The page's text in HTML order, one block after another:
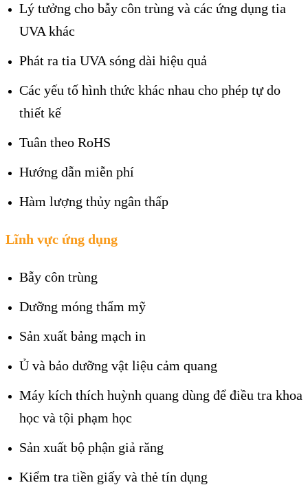
Lý tưởng cho bẫy côn trùng và các ứng dụng tia
UVA khác
Phát ra tia UVA sóng dài hiệu quả
Các yếu tố hình thức khác nhau cho phép tự do
thiết kế
Tuân theo RoHS
Hướng dẫn miễn phí
Hàm lượng thủy ngân thấp
Lĩnh vực ứng dụng
Bẫy côn trùng
Dưỡng móng thẩm mỹ
Sản xuất bảng mạch in
Ủ và bảo dưỡng vật liệu cảm quang
Máy kích thích huỳnh quang dùng để điều tra khoa
học và tội phạm học
Sản xuất bộ phận giả răng
Kiểm tra tiền giấy và thẻ tín dụng